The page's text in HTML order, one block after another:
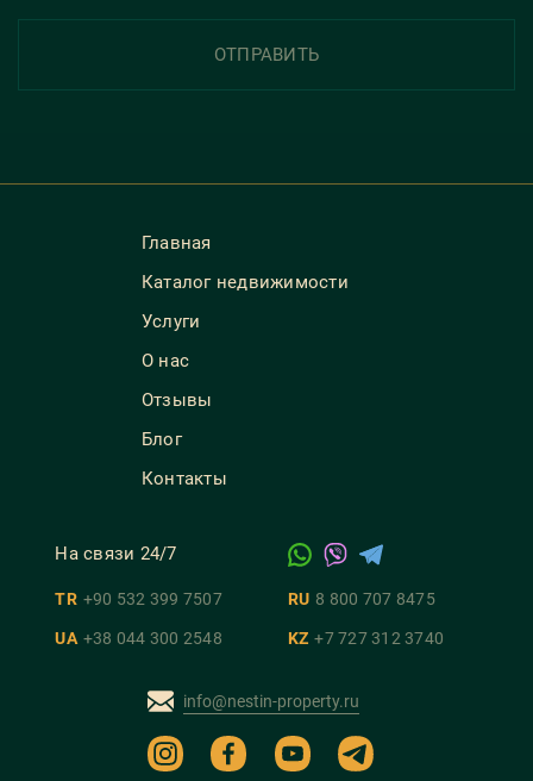
ОТПРАВИТЬ
Главная
Каталог недвижимости
Услуги
О нас
Отзывы
Блог
Контакты
На связи 24/7
TR +90 532 399 7507 RU 8 800 707 8475
UA +38 044 300 2548 KZ +7 727 312 3740
info@nestin-property.ru